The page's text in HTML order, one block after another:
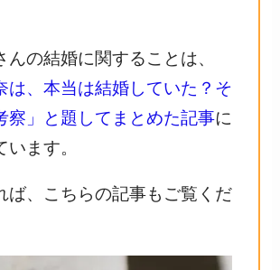
んの結婚に関することは、
は、本当は結婚していた？そ
察」と題してまとめた記事に
ます。
ば、こちらの記事もご覧くだ